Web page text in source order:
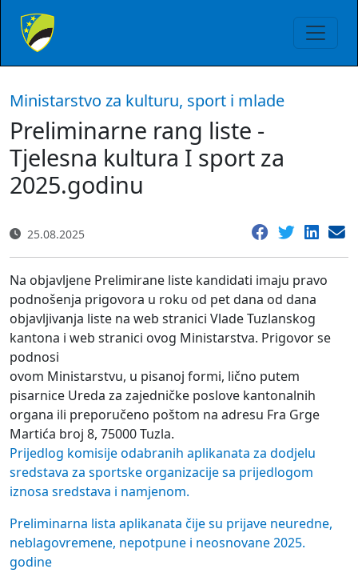
Ministarstvo za kulturu, sport i mlade
Preliminarne rang liste -
Tjelesna kultura I sport za
2025.godinu
25.08.2025
Na objavljene Prelimirane liste kandidati imaju pravo
podnošenja prigovora u roku od pet dana od dana
objavljivanja liste na web stranici Vlade Tuzlanskog
kantona i web stranici ovog Ministarstva. Prigovor se
podnosi
ovom Ministarstvu, u pisanoj formi, lično putem
pisarnice Ureda za zajedničke poslove kantonalnih
organa ili preporučeno poštom na adresu Fra Grge
Martića broj 8, 75000 Tuzla.
Prijedlog komisije odabranih aplikanata za dodjelu
sredstava za sportske organizacije sa prijedlogom
iznosa sredstava i namjenom.
Preliminarna lista aplikanata čije su prijave neuredne,
neblagovremene, nepotpune i neosnovane 2025.
godine